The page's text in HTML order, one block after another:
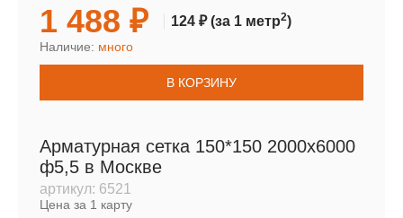
1 488 ₽ 124 ₽(за 1 метр2)
Наличие: много
В КОРЗИНУ
Арматурная сетка 150*150 2000х6000
ф5,5 в Москве
артикул: 6521
Цена за 1 карту